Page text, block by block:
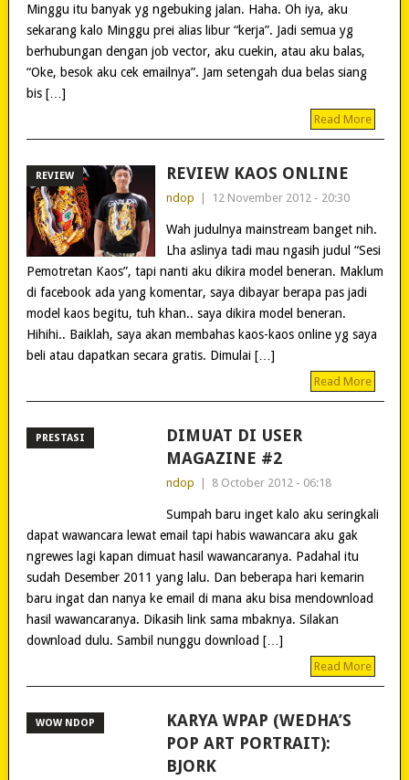
Minggu itu banyak yg ngebuking jalan. Haha. Oh iya, aku
sekarang kalo Minggu prei alias libur “kerja”. Jadi semua yg
berhubungan dengan job vector, aku cuekin, atau aku balas,
“Oke, besok aku cek emailnya”. Jam setengah dua belas siang
bis […]
Read More
REVIEW REVIEW KAOS ONLINE
ndop 12 November 2012 - 20:30
Wah judulnya mainstream banget nih.
Lha aslinya tadi mau ngasih judul “Sesi
Pemotretan Kaos”, tapi nanti aku dikira model beneran. Maklum
di facebook ada yang komentar, saya dibayar berapa pas jadi
model kaos begitu, tuh khan.. saya dikira model beneran.
Hihihi.. Baiklah, saya akan membahas kaos-kaos online yg saya
beli atau dapatkan secara gratis. Dimulai […]
Read More
PRESTASI
DIMUAT DI USER
MAGAZINE #2
ndop 8 October 2012 - 06:18
Sumpah baru inget kalo aku seringkali
dapat wawancara lewat email tapi habis wawancara aku gak
ngrewes lagi kapan dimuat hasil wawancaranya. Padahal itu
sudah Desember 2011 yang lalu. Dan beberapa hari kemarin
baru ingat dan nanya ke email di mana aku bisa mendownload
hasil wawancaranya. Dikasih link sama mbaknya. Silakan
download dulu. Sambil nunggu download […]
Read More
WOW NDOP
KARYA WPAP (WEDHA’S
POP ART PORTRAIT):
BJORK